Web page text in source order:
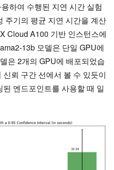
하여 수행된 지연 시간 실험
주기의 평균 지연 시간을 계산
Cloud A100 기반 인스턴스에
13b 모델은 단일 GPU에
은 2개의 GPU에 배포되었습
뢰 구간 선에서 볼 수 있듯이
엔드포인트를 사용할 때 일